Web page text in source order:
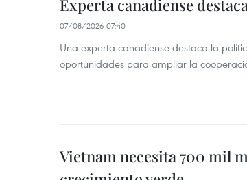
Experta canadiense
07/08/2026 07:40
Una experta canadiense destaca la
oportunidades para ampliar la
Vietnam necesita 700 mil